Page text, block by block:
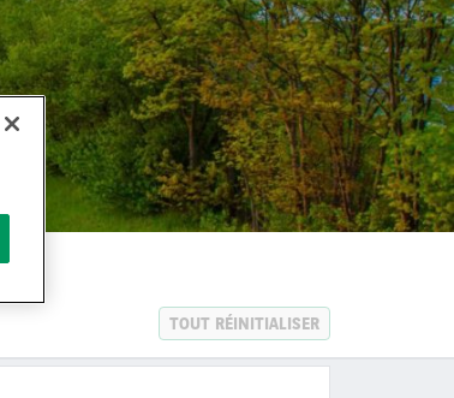
TOUT RÉINITIALISER